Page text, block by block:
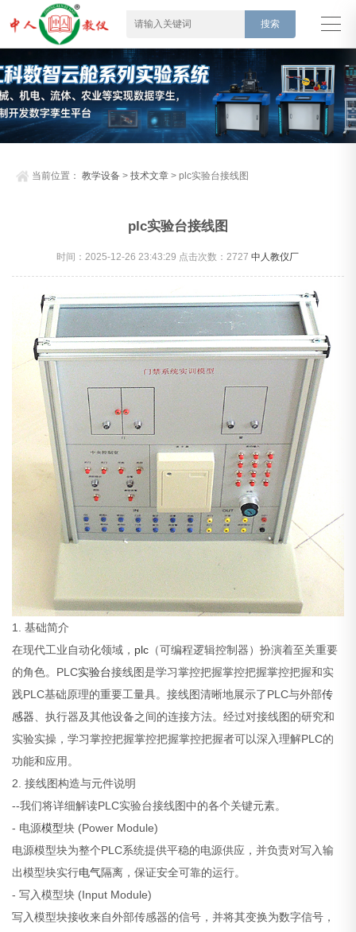
当前位置：教学设备 >技术文章 > plc实验台接线图
plc实验台接线图
时间：2025-12-26 23:43:29 点击次数：2727中人教仪厂
1. 基础简介
在现代工业自动化领域， plc （可编程逻辑控制器）扮演着至关重要
的角色。PLC实验台接线图是学习掌控把握掌控把握掌控把握和实
践PLC基础原理的重要工量具。接线图清晰地展示了PLC与外部传
感器、执行器及其他设备之间的连接方法。经过对接线图的研究和
实验实操，学习掌控把握掌控把握掌控把握者可以深入理解PLC的
功能和应用。
2. 接线图构造与元件说明
--我们将详细解读PLC实验台接线图中的各个关键元素。
- 电源模型块 (Power Module)
电源模型块为整个PLC系统提供平稳的电源供应，并负责对写入输
出模型块实行电气隔离，保证安全可靠的运行。
- 写入模型块 (Input Module)
写入模型块接收来自外部传感器的信号，并将其变换为数字信号，